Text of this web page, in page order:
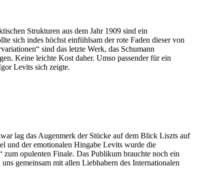
Strukturen aus dem Jahr 1909 sind ein
sich indes höchst einfühlsam der rote Faden dieser von
sind das letzte Werk, das Schumann
Keine leichte Kost daher. Umso passender für ein
Levits sich zeigte.
lag das Augenmerk der Stücke auf dem Blick Liszts auf
und der emotionalen Hingabe Levits wurde die
zum opulenten Finale. Das Publikum brauchte noch ein
gemeinsam mit allen Liebhabern des Internationalen